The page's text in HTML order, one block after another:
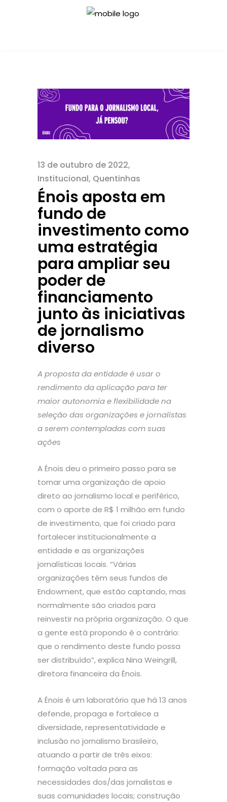
13 de outubro de 2022
Institucional, Quentinhas
Énois aposta em
fundo de
investimento como
uma estratégia
para ampliar seu
poder de
financiamento
junto às iniciativas
de jornalismo
diverso
A proposta da entidade é usar o
rendimento da aplicação para ter
maior autonomia e flexibilidade na
seleção das organizações e jornalistas
a serem contempladas com suas
ações
A Énois deu o primeiro passo para se
tornar uma organização de apoio
direto ao jornalismo local e periférico,
com o aporte de R$ 1 milhão em fundo
de investimento, que foi criado para
fortalecer institucionalmente a
entidade e as organizações
jornalísticas locais. “Várias
organizações têm seus fundos de
Endowment, que estão captando, mas
normalmente são criados para
reinvestir na própria organização. O que
a gente está propondo é o contrário:
que o rendimento deste fundo possa
ser distribuído”, explica Nina Weingrill,
diretora financeira da Énois.
A Énois é um laboratório que há 13 anos
defende, propaga e fortalece a
diversidade, representatividade e
inclusão no jornalismo brasileiro,
atuando a partir de três eixos:
formação voltada para as
necessidades dos/das jornalistas e
suas comunidades locais; construção